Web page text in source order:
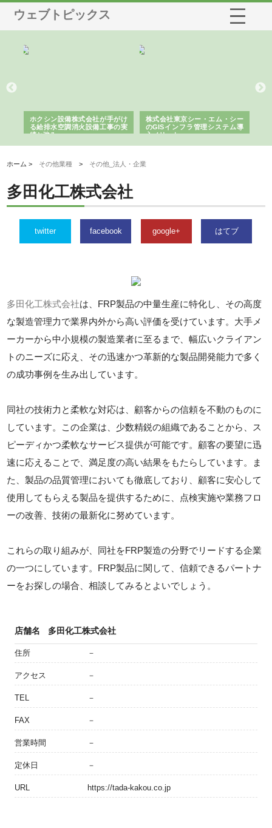
ウェブトピックス
ホクシン設備株式会社が手がけ
る給排水空調消火設備工事の実
績と強み
株式会社東京シー・エム・シー
のGISインフラ管理システム導
入メリット
ホーム > その他業種 > その他_法人・企業
多田化工株式会社
twitter facebook google+ はてブ
多田化工株式会社は、FRP製品の中量生産に特化し、その高度
な製造管理力で業界内外から高い評価を受けています。大手メ
ーカーから中小規模の製造業者に至るまで、幅広いクライアン
トのニーズに応え、その迅速かつ革新的な製品開発能力で多く
の成功事例を生み出しています。
同社の技術力と柔軟な対応は、顧客からの信頼を不動のものに
しています。この企業は、少数精鋭の組織であることから、ス
ピーディかつ柔軟なサービス提供が可能です。顧客の要望に迅
速に応えることで、満足度の高い結果をもたらしています。ま
た、製品の品質管理においても徹底しており、顧客に安心して
使用してもらえる製品を提供するために、点検実施や業務フロ
ーの改善、技術の最新化に努めています。
これらの取り組みが、同社をFRP製造の分野でリードする企業
の一つにしています。FRP製品に関して、信頼できるパートナ
ーをお探しの場合、相談してみるとよいでしょう。
店舗名 多田化工株式会社
住所 －
アクセス －
TEL －
FAX －
営業時間 －
定休日 －
URL https://tada-kakou.co.jp